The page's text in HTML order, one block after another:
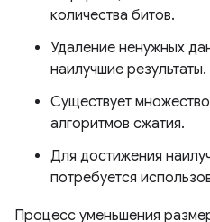
количества битов.
Удаление ненужных
наилучшие результаты.
Существует
алгоритмов сжатия.
Для достижения
потребуется
Процесс уменьшения